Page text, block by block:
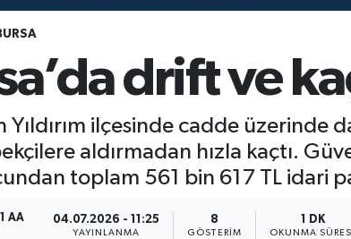
drift ve
Yıldırım ilçesinde cadde
aldırmadan hızla kaçtı.
toplam 561 bin 617 TL idari
AA 04.07.2026 - 11:25
YAYINLANMA
8
GÖSTERIM
1 DK
OKUNMA SÜRESI